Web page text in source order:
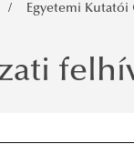
Egyetemi